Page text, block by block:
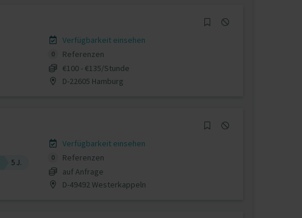
Verfügbarkeit einsehen
0
Referenzen
€100 - €135/Stunde
D-22605 Hamburg
5 J.
Verfügbarkeit einsehen
0
Referenzen
auf Anfrage
D-49492 Westerkappeln